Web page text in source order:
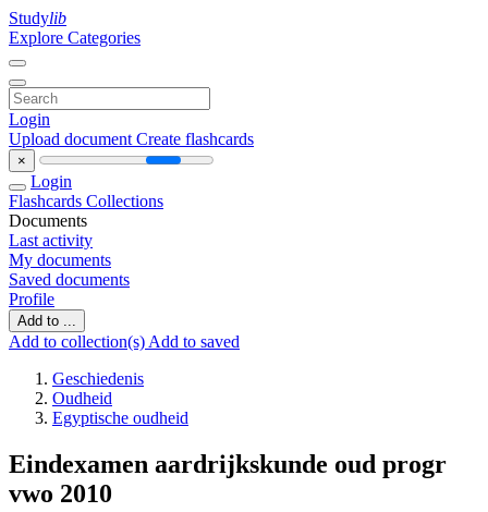
Studylib
Explore Categories
Login
Upload document Create flashcards
×
Login
Flashcards Collections
Documents
Last activity
My documents
Saved documents
Profile
Add to ...
Add to collection(s) Add to saved
Geschiedenis
Oudheid
Egyptische oudheid
Eindexamen aardrijkskunde oud progr
vwo 2010